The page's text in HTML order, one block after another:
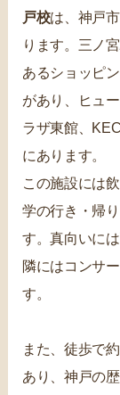
戸校は、神戸
ります。三ノ
あるショッピ
があり、ヒュ
ラザ東館、
にあります。
この施設には
学の行き・帰
す。真向いに
隣にはコンサ
す。
また、徒歩で
あり、神戸の